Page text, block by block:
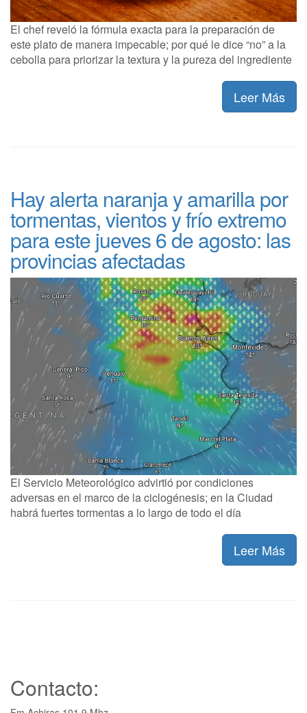
El chef reveló la fórmula exacta para la preparación de
este plato de manera impecable; por qué le dice “no” a la
cebolla para priorizar la textura y la pureza del ingrediente
Leer Más
Hay alerta naranja y amarilla por
tormentas, vientos y frío extremo
para este jueves 6 de agosto: las
provincias afectadas
El Servicio Meteorológico advirtió por condiciones
adversas en el marco de la ciclogénesis; en la Ciudad
habrá fuertes tormentas a lo largo de todo el día
Leer Más
Contacto: